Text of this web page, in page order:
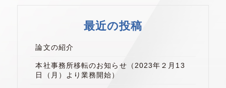
最近の投稿
論文の紹介
本社事務所移転のお知らせ（2023年２月13
日（月）より業務開始）